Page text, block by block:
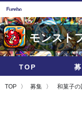
モンスト
TOP
TOP 募集 和菓子の